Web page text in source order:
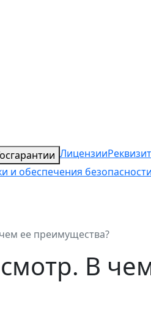
Лицензии
и обеспечения
ее преимущества?
В